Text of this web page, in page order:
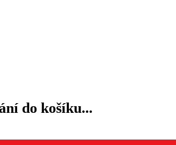
do košíku...